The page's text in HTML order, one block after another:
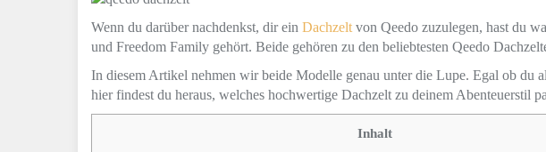
Wenn du darüber nachdenkst, dir ein Dachzelt von Qeedo zuzulegen, hast du
und Freedom Family gehört. Beide gehören zu den beliebtesten Qeedo
In diesem Artikel nehmen wir beide Modelle genau unter die Lupe. Egal ob du
hier findest du heraus, welches hochwertige Dachzelt zu deinem Abenteuerstil
Inhalt